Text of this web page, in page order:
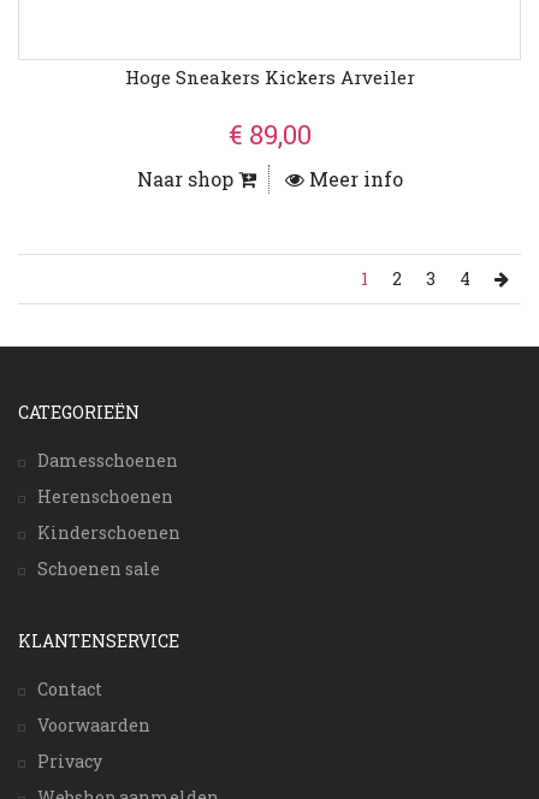
Hoge Sneakers Kickers Arveiler
€ 89,00
Naar shop Meer info
1 2 3 4
CATEGORIEËN
Damesschoenen
Herenschoenen
Kinderschoenen
Schoenen sale
KLANTENSERVICE
Contact
Voorwaarden
Privacy